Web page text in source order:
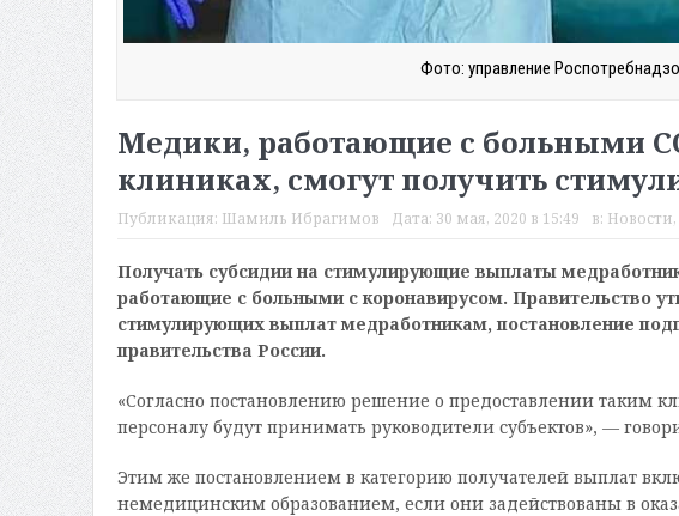
Фото: управление
Медики, работающие с больными
клиниках, смогут получить
Публикация: Шамиль Ибрагимов Дата: 30 мая, 2020 в 15:49 в: Новости,
Получать субсидии на стимулирующие выплаты
работающие с больными с коронавирусом. Правительство
стимулирующих выплат медработникам, постановление
правительства России.
«Согласно постановлению решение о предоставлении таким
персоналу будут принимать руководители субъектов», —
Этим же постановлением в категорию получателей выплат
немедицинским образованием, если они задействованы в